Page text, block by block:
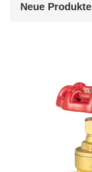
Neue Produkte